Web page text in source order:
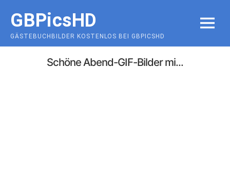
content
GBPicsHD
GÄSTEBUCHBILDER KOSTENLOS BEI GBPICSHD
MENU
Schöne Abend-GIF-Bilder mi...